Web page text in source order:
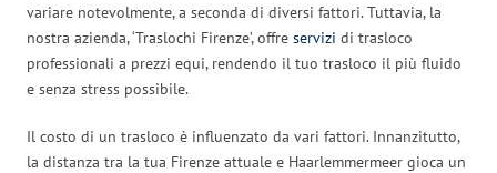
variare notevolmente, a seconda di diversi fattori. Tuttavia, la
nostra azienda, ‘Traslochi Firenze’, offre servizi di trasloco
professionali a prezzi equi, rendendo il tuo trasloco il più fluido
e senza stress possibile.
Il costo di un trasloco è influenzato da vari fattori. Innanzitutto,
la distanza tra la tua Firenze attuale e Haarlemmermeer gioca un